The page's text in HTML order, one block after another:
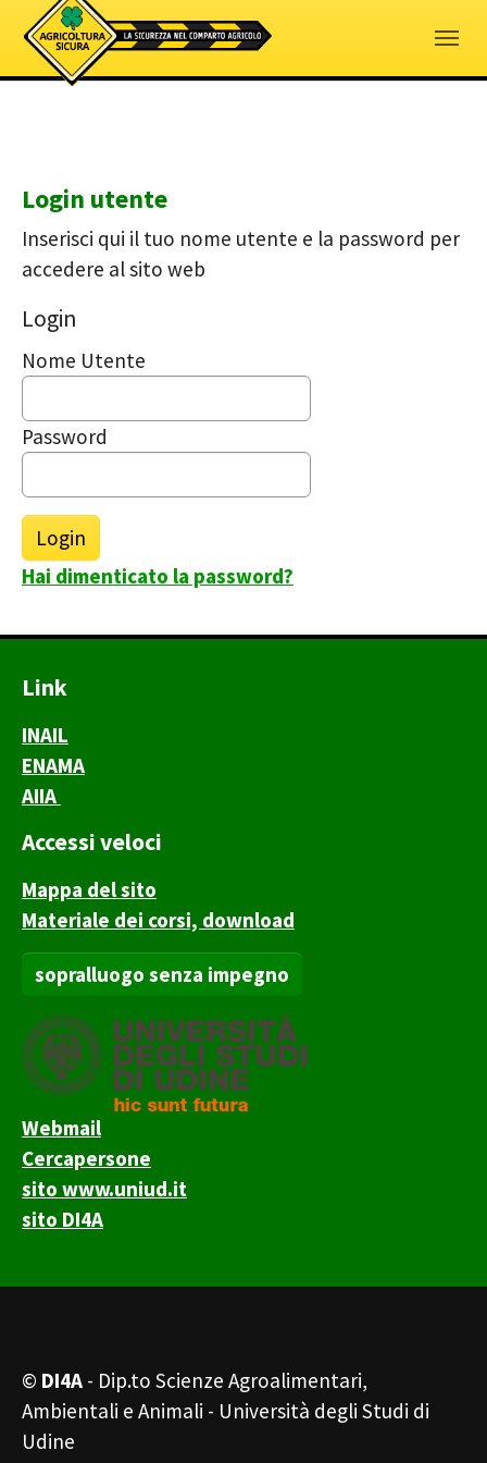
Skip to main navigation
Skip to main content
Skip to page footer
Login utente
Inserisci qui il tuo nome utente e la password per
accedere al sito web
Login
Nome Utente
Password
Hai dimenticato la password?
Link
INAIL
ENAMA
AIIA
Accessi veloci
Mappa del sito
Materiale dei corsi, download
sopralluogo senza impegno
Webmail
Cercapersone
sito www.uniud.it
sito DI4A
© DI4A - Dip.to Scienze Agroalimentari,
Ambientali e Animali - Università degli Studi di
Udine